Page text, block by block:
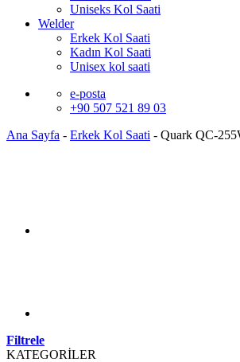
Uniseks Kol Saati
Welder
Erkek Kol Saati
Kadın Kol Saati
Unisex kol saati
e-posta
+90 507 521 89 03
Ana Sayfa - Erkek Kol Saati - Quark QC-
Filtrele
KATEGORİLER